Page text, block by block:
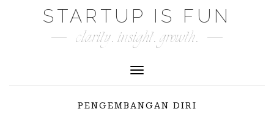
STARTUP IS FUN
clarity. insight. growth.
Toggle Navigation
PENGEMBANGAN DIRI